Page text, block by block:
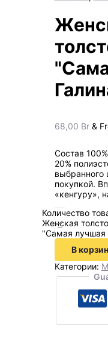
68,00 Br &
Состав
20%
выбранного
покупкой.
«кенгуру»,
-
Количество
Женская
"Самая лучшая
В
Категории: